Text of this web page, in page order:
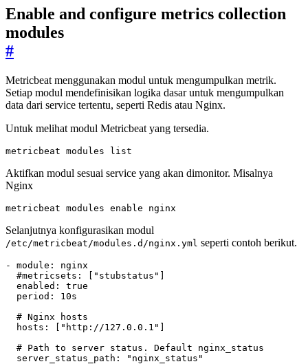
Enable and configure metrics collection
modules
#
Metricbeat menggunakan modul untuk mengumpulkan metrik.
Setiap modul mendefinisikan logika dasar untuk mengumpulkan
data dari service tertentu, seperti Redis atau Nginx.
Untuk melihat modul Metricbeat yang tersedia.
metricbeat modules list
Aktifkan modul sesuai service yang akan dimonitor. Misalnya
Nginx
metricbeat modules enable nginx
Selanjutnya konfigurasikan modul
/etc/metricbeat/modules.d/nginx.yml seperti contoh berikut.
- module :
nginx
#metricsets: ["stubstatus"]
enabled :
true
period :
10s
# Nginx hosts
hosts : "http://127.0.0.1"
# Path to server status. Default nginx_status
server_status_path : "nginx_status"